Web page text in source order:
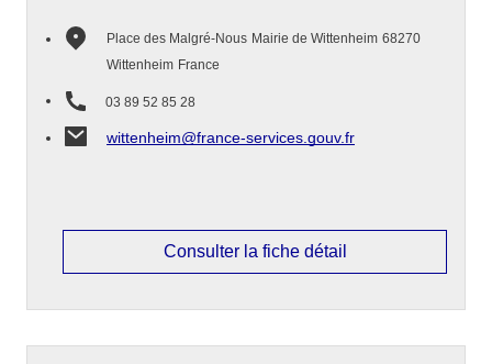
Place des Malgré-Nous Mairie de Wittenheim 68270
Wittenheim France
03 89 52 85 28
wittenheim@france-services.gouv.fr
Consulter la fiche détail